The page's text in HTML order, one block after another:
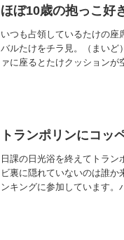
ほぼ10歳の抱っこ好
いつも占領しているたけの座
バルたけをチラ見。（まいど
ァに座るとたけクッション
トランポリンにコッ
日課の日光浴を終えてトラ
ビ裏に隠れていないのは誰か
ンキングに参加しています。